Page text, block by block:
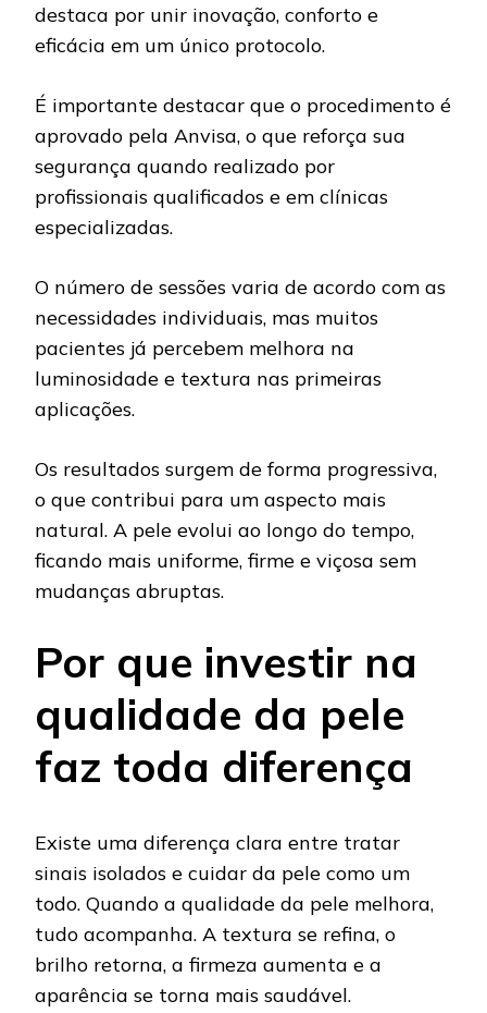
destaca por unir inovação, conforto e
eficácia em um único protocolo.
É importante destacar que o procedimento é
aprovado pela Anvisa, o que reforça sua
segurança quando realizado por
profissionais qualificados e em clínicas
especializadas.
O número de sessões varia de acordo com as
necessidades individuais, mas muitos
pacientes já percebem melhora na
luminosidade e textura nas primeiras
aplicações.
Os resultados surgem de forma progressiva,
o que contribui para um aspecto mais
natural. A pele evolui ao longo do tempo,
ficando mais uniforme, firme e viçosa sem
mudanças abruptas.
Por que investir na
qualidade da pele
faz toda diferença
Existe uma diferença clara entre tratar
sinais isolados e cuidar da pele como um
todo. Quando a qualidade da pele melhora,
tudo acompanha. A textura se refina, o
brilho retorna, a firmeza aumenta e a
aparência se torna mais saudável.